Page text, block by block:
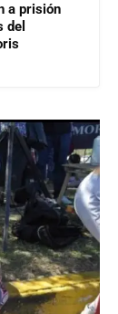
a prisión
del